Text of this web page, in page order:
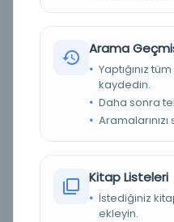
Belge
Türkçe
Evet
Arama
Yaptığınız
kaydedin.
Daha sonra
Kitap Listeleri
İstediğiniz
ekleyin.